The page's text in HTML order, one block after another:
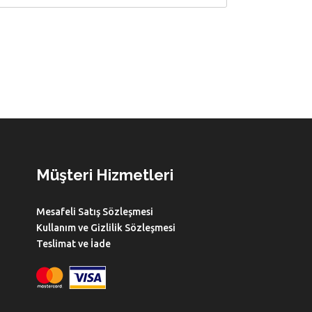
Müşteri Hizmetleri
Mesafeli Satış Sözleşmesi
Kullanım ve Gizlilik Sözleşmesi
Teslimat ve İade